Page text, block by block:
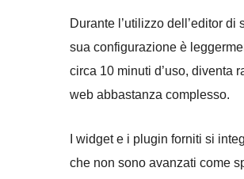
Durante l’utilizzo dell’editor
sua configurazione è
circa 10 minuti d’uso, diventa
web abbastanza complesso.
I widget e i plugin forniti si
che non sono avanzati come